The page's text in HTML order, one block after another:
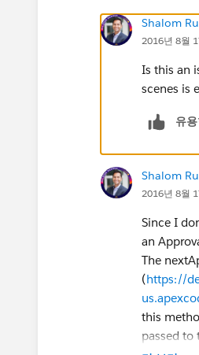
Shalom
2016년 8월
Is this an
scenes is
유
Shalom
2016년 8월
Since I
an
The
(https://
this
passed to